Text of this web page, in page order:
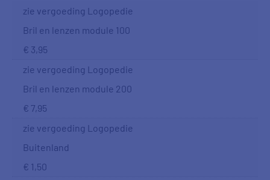
zie vergoeding Logopedie
Bril en lenzen module 100
€ 3,95
zie vergoeding Logopedie
Bril en lenzen module 200
€ 7,95
zie vergoeding Logopedie
Buitenland
€ 1,50